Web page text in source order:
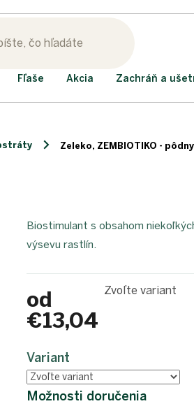
Fľaše Akcia Zachráň a
Zeleko, ZEMBIOTIKO -
od
€13,04
cena:
Zvoľte variant
Variant
Možnosti doručenia
Biostimulant s obsahom
výsevu rastlín.